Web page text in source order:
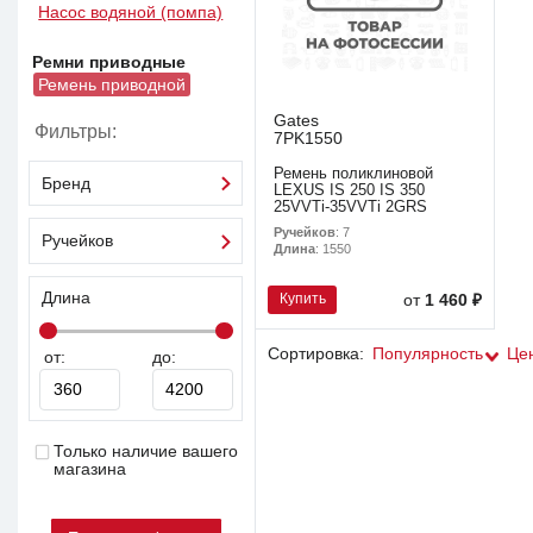
Насос водяной (помпа)
Ремни приводные
Ремень приводной
Фильтры:
Бренд
Ручейков
Длина
от: до:
Только наличие вашего
магазина
Gates
7PK1550
Ремень поликлиновой
LEXUS IS 250 IS 350
25VVTi-35VVTi 2GRS
Ручейков: 7
Длина: 1550
Купить от1 460 ₽
Сортировка: Популярность